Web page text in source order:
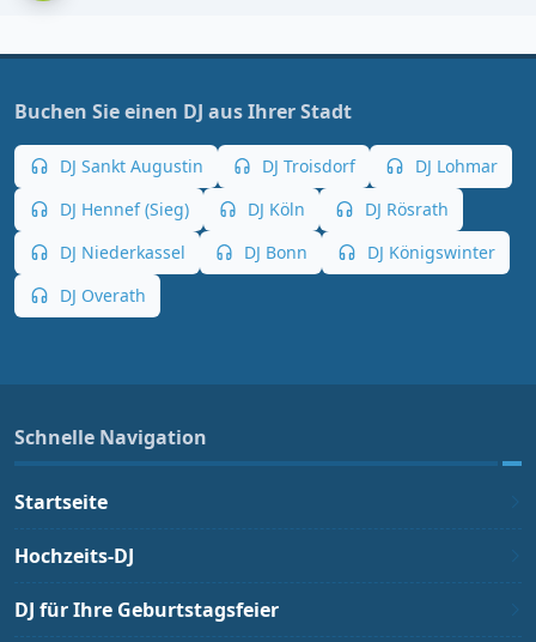
Buchen Sie einen DJ aus Ihrer Stadt
DJ Sankt Augustin DJ Troisdorf
DJ Lohmar
DJ Hennef (Sieg)
DJ Köln
DJ Rösrath
DJ Niederkassel
DJ Bonn
DJ Königswinter
DJ Overath
Schnelle Navigation
Startseite
Hochzeits-DJ
DJ für Ihre Geburtstagsfeier